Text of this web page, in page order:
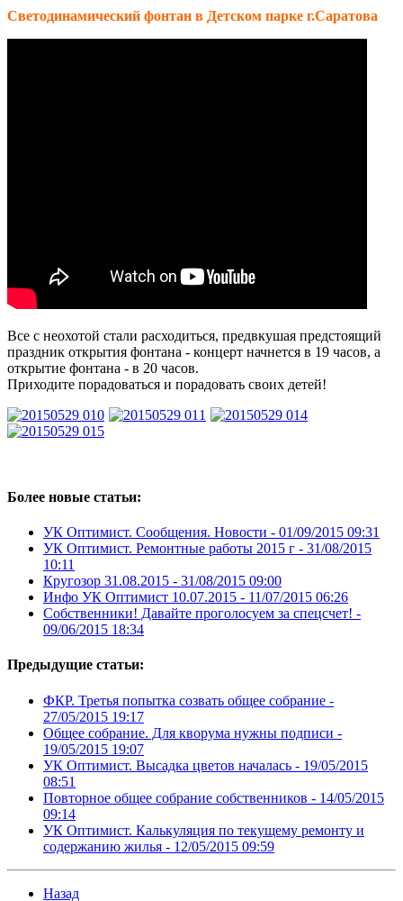
Светодинамический фонтан в Детском парке г.Саратова
Все с неохотой стали расходиться, предвкушая предстоящий
праздник открытия фонтана - концерт начнется в 19 часов, а
открытие фонтана - в 20 часов.
Приходите порадоваться и порадовать своих детей!
Более новые статьи:
УК Оптимист. Сообщения. Новости - 01/09/2015 09:31
УК Оптимист. Ремонтные работы 2015 г - 31/08/2015
10:11
Кругозор 31.08.2015 - 31/08/2015 09:00
Инфо УК Оптимист 10.07.2015 - 11/07/2015 06:26
Собственники! Давайте проголосуем за спецсчет! -
09/06/2015 18:34
Предыдущие статьи:
ФКР. Третья попытка созвать общее собрание -
27/05/2015 19:17
Общее собрание. Для кворума нужны подписи -
19/05/2015 19:07
УК Оптимист. Высадка цветов началась - 19/05/2015
08:51
Повторное общее собрание собственников - 14/05/2015
09:14
УК Оптимист. Калькуляция по текущему ремонту и
содержанию жилья - 12/05/2015 09:59
Назад